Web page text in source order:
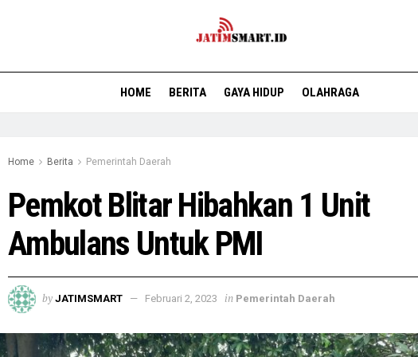
HOME BERITA GAYA HIDUP OLAHRAGA
Home Berita Pemerintah Daerah
Pemkot Blitar Hibahkan 1 Unit
Ambulans Untuk PMI
by JATIMSMART Februari 2, 2023 in Pemerintah Daerah